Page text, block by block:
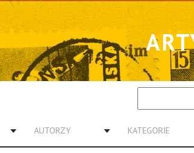
AUTORZY KATEGORIE